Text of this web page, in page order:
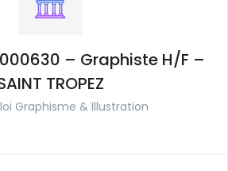
– Graphiste H/F –
TROPEZ
Graphisme & Illustration